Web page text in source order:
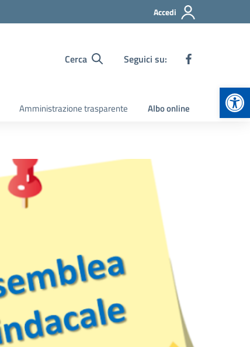
Accedi
Cerca Seguici su:
Amministrazione trasparente Albo online